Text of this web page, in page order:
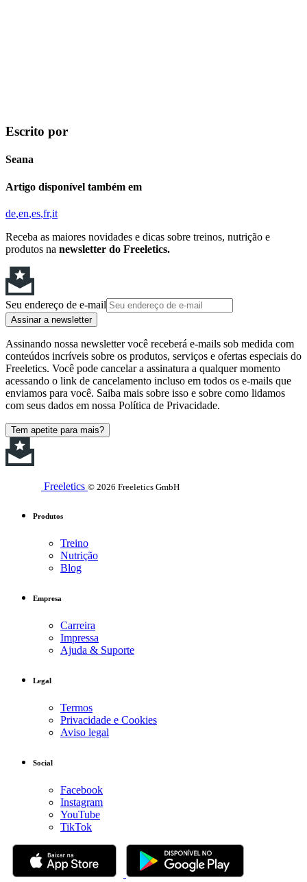
Escrito por
Seana
Artigo disponível também em
de en es fr it
Receba as maiores novidades e dicas sobre treinos, nutrição e
produtos na newsletter do Freeletics.
Seu endereço de e-mail
Assinar a newsletter
Assinando nossa newsletter você receberá e-mails sob medida com
conteúdos incríveis sobre os produtos, serviços e ofertas especiais do
Freeletics. Você pode cancelar a assinatura a qualquer momento
acessando o link de cancelamento incluso em todos os e-mails que
enviamos para você. Saiba mais sobre isso e sobre como lidamos
com seus dados em nossa Política de Privacidade.
Tem apetite para mais?
Freeletics © 2026 Freeletics GmbH
Produtos
Treino
Nutrição
Blog
Empresa
Carreira
Impressa
Ajuda & Suporte
Legal
Termos
Privacidade e Cookies
Aviso legal
Social
Facebook
Instagram
YouTube
TikTok